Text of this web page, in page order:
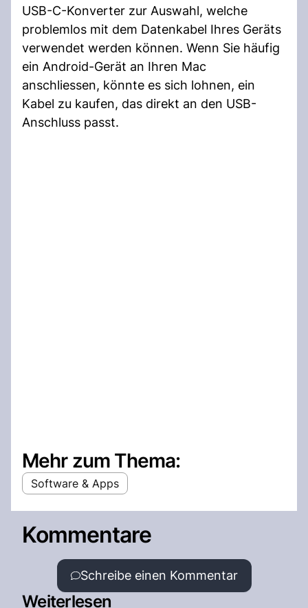
USB-C-Konverter zur Auswahl, welche
problemlos mit dem Datenkabel Ihres Geräts
verwendet werden können. Wenn Sie häufig
ein Android-Gerät an Ihren Mac
anschliessen, könnte es sich lohnen, ein
Kabel zu kaufen, das direkt an den USB-
Anschluss passt.
Mehr zum Thema:
Software & Apps
Kommentare
Schreibe einen Kommentar
Weiterlesen